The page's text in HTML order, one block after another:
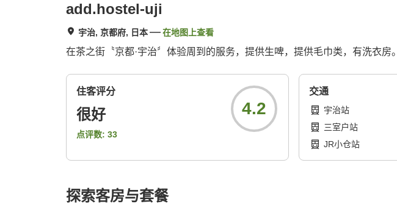
add.hostel-uji
宇治, 京都府, 日本 在地图上查看
在茶之街〝京都·宇治〞体验周到的服务，提供生啤，提供毛巾类，有洗衣房。
住客评分
很好
点评数: 33
4.2
交通
宇治站
三室户站
JR小仓站
探索客房与套餐